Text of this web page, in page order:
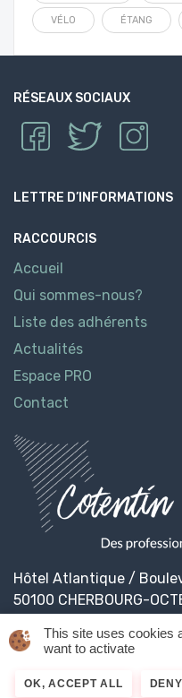
VÉLO ÉTANG
RÉSEAUX SOCIAUX
LETTRE D’INFORMATIONS
RACCOURCIS
Accueil
Qui sommes-nous?
Liste des adhérents
Actualités
Espace PRO
Contact
Hôtel Atlantique /
50100 CHERBOURG-
Politique
This site uses cookies
want to activate
OK, ACCEPT ALL